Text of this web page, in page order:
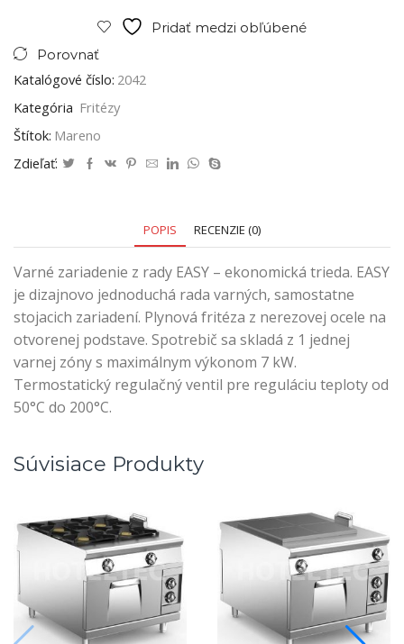
Pridať medzi obľúbené
Porovnať
Katalógové číslo: 2042
Kategória Fritézy
Štítok: Mareno
Zdieľať:
POPIS RECENZIE (0)
Varné zariadenie z rady EASY – ekonomická trieda. EASY
je dizajnovo jednoduchá rada varných, samostatne
stojacich zariadení. Plynová fritéza z nerezovej ocele na
otvorenej podstave. Spotrebič sa skladá z 1 jednej
varnej zóny s maximálnym výkonom 7 kW.
Termostatický regulačný ventil pre reguláciu teploty od
50°C do 200°C.
Súvisiace Produkty